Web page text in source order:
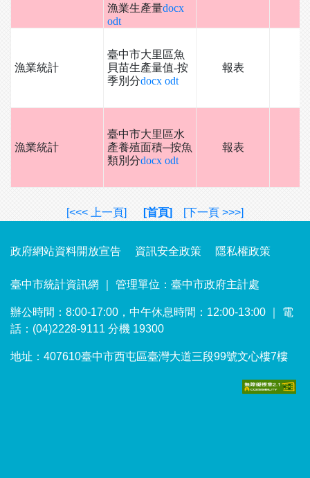
漁業生產量docx
odt
漁業統計
臺中市大里區魚
貝苗生產量值-按
季別分docx odt
報表
漁業統計
臺中市大里區水
產養殖面積─按魚
類別分docx odt
報表
[<<< 上一頁] [首頁] [下一頁 >>>]
政府網站資料開放宣告 資訊安全政策 隱私權政策
臺中市統計資訊網 ｜ 管理單位：臺中市政府主計處
辦公時間：8:00-17:00，中午休息時間：12:00-13:00 ｜ 電
話：(04)2228-9111 分機 19300
地址：407610臺中市西屯區臺灣大道三段99號文心樓7樓